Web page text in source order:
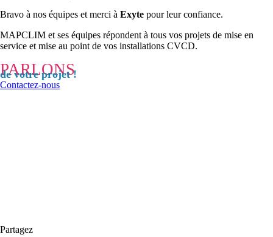
Bravo à nos équipes et merci à Exyte pour leur confiance.
MAPCLIM et ses équipes répondent à tous vos projets de mise en
service et mise au point de vos installations CVCD.
PARLONS
de votre projet !
Contactez-nous
Partagez